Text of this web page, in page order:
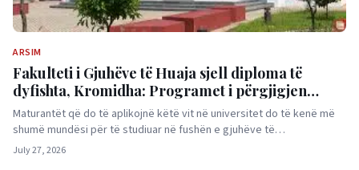
ARSIM
Fakulteti i Gjuhëve të Huaja sjell diploma të
dyfishta, Kromidha: Programet i përgjigjen
tregut të punës
Maturantët që do të aplikojnë këtë vit në universitet do të kenë më
shumë mundësi për të studiuar në fushën e gjuhëve të…
July 27, 2026